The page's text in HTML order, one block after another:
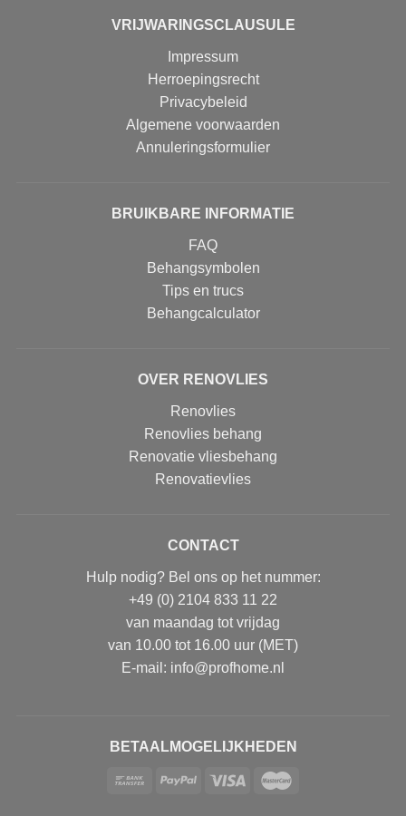
VRIJWARINGSCLAUSULE
Impressum
Herroepingsrecht
Privacybeleid
Algemene voorwaarden
Annuleringsformulier
BRUIKBARE INFORMATIE
FAQ
Behangsymbolen
Tips en trucs
Behangcalculator
OVER RENOVLIES
Renovlies
Renovlies behang
Renovatie vliesbehang
Renovatievlies
CONTACT
Hulp nodig? Bel ons op het nummer:
+49 (0) 2104 833 11 22
van maandag tot vrijdag
van 10.00 tot 16.00 uur (MET)
E-mail: info@profhome.nl
BETAALMOGELIJKHEDEN